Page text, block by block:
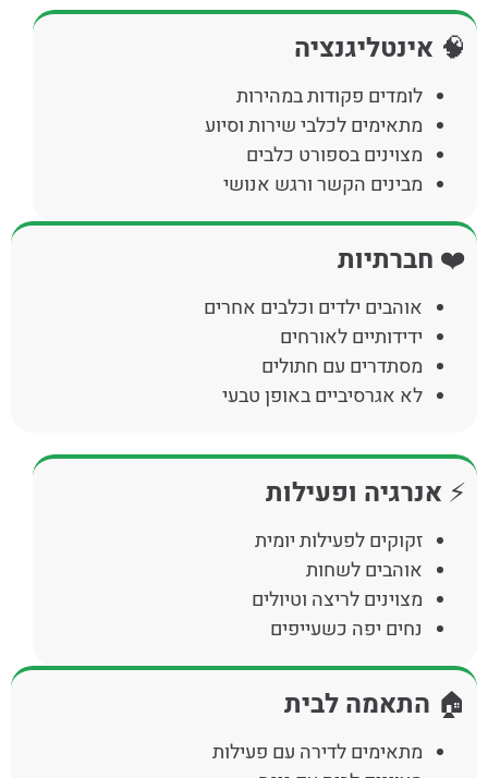
🧠 אינטליגנציה
לומדים פקודות במהירות
מתאימים לכלבי שירות וסיוע
מצוינים בספורט כלבים
מבינים הקשר ורגש אנושי
❤️ חברתיות
אוהבים ילדים וכלבים אחרים
ידידותיים לאורחים
מסתדרים עם חתולים
לא אגרסיביים באופן טבעי
⚡ אנרגיה ופעילות
זקוקים לפעילות יומית
אוהבים לשחות
מצוינים לריצה וטיולים
נחים יפה כשעייפים
🏠 התאמה לבית
מתאימים לדירה עם פעילות